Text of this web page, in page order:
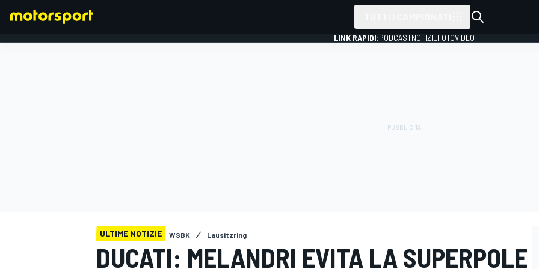
LINK RAPIDI:PODCASTNOTIZIEFOTOVIDEO
ULTIME NOTIZIE WSBK Lausitzring
DUCATI: MELANDRI EVITA LA SUPERPOLE